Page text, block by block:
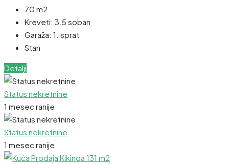
70 m2
Kreveti: 3.5 soban
Garaža: 1. sprat
Stan
Detalji
Status nekretnine
1 mesec ranije
Status nekretnine
1 mesec ranije